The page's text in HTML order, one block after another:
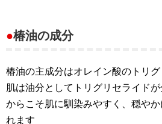
●椿油の成分
椿油の主成分はオレイン酸のトリ
肌は油分としてトリグリセライド
からこそ肌に馴染みやすく、穏やか
れます